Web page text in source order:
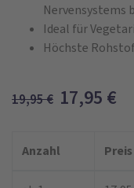
Nervensystems
Ideal für
Höchste
19,95€ 17,95 €
Anzahl Preis